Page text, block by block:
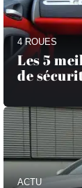
4 ROUES
Les 5
de
ACTU